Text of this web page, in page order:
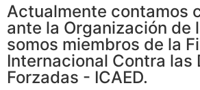
Actualmente contamos
ante la Organización de
somos miembros de la
Internacional Contra las
Forzadas - ICAED.